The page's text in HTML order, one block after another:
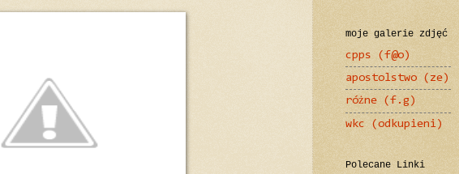
moje galerie zdjęć
cpps (f@o)
apostolstwo (ze)
różne (f.g)
wkc (odkupieni)
Polecane Linki